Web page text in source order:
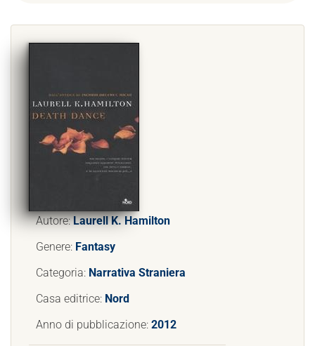
Autore:Laurell K. Hamilton
Genere: Fantasy
Categoria: Narrativa Straniera
Casa editrice: Nord
Anno di pubblicazione: 2012